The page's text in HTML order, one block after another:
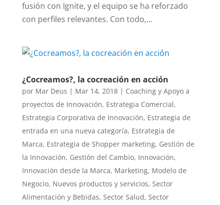
fusión con Ignite, y el equipo se ha reforzado
con perfiles relevantes. Con todo,...
¿Cocreamos?, la cocreación en acción
por Mar Deus | Mar 14, 2018| Coaching y Apoyo a
proyectos de Innovación, Estrategia Comercial,
Estrategia Corporativa de Innovación, Estrategia de
entrada en una nueva categoría, Estrategia de
Marca, Estrategia de Shopper marketing, Gestión de
la Innovación, Gestión del Cambio, Innovación,
Innovación desde la Marca, Marketing, Modelo de
Negocio, Nuevos productos y servicios, Sector
Alimentación y Bebidas, Sector Salud, Sector